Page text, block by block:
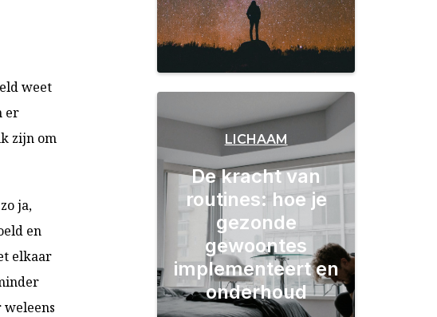
weet
er
zijn om
ja,
en
elkaar
LICHAAM
De kracht van
routines: hoe je
gezonde
gewoontes
implementeert en
onderhoud